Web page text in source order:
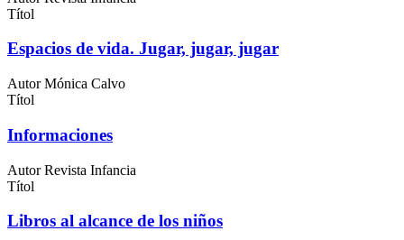
Títol
Espacios de vida. Jugar, jugar, jugar
Autor Mónica Calvo
Títol
Informaciones
Autor Revista Infancia
Títol
Libros al alcance de los niños